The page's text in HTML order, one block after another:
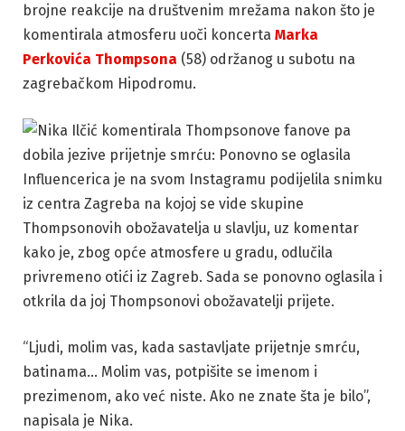
brojne reakcije na društvenim mrežama nakon što je
komentirala atmosferu uoči koncerta Marka
Perkovića Thompsona (58) održanog u subotu na
zagrebačkom Hipodromu.
Influencerica je na svom Instagramu podijelila snimku
iz centra Zagreba na kojoj se vide skupine
Thompsonovih obožavatelja u slavlju, uz komentar
kako je, zbog opće atmosfere u gradu, odlučila
privremeno otići iz Zagreb. Sada se ponovno oglasila i
otkrila da joj Thompsonovi obožavatelji prijete.
“Ljudi, molim vas, kada sastavljate prijetnje smrću,
batinama… Molim vas, potpišite se imenom i
prezimenom, ako već niste. Ako ne znate šta je bilo”,
napisala je Nika.